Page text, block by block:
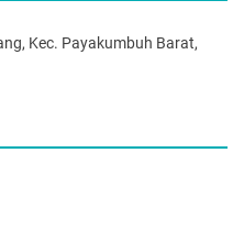
Kec. Payakumbuh Barat,